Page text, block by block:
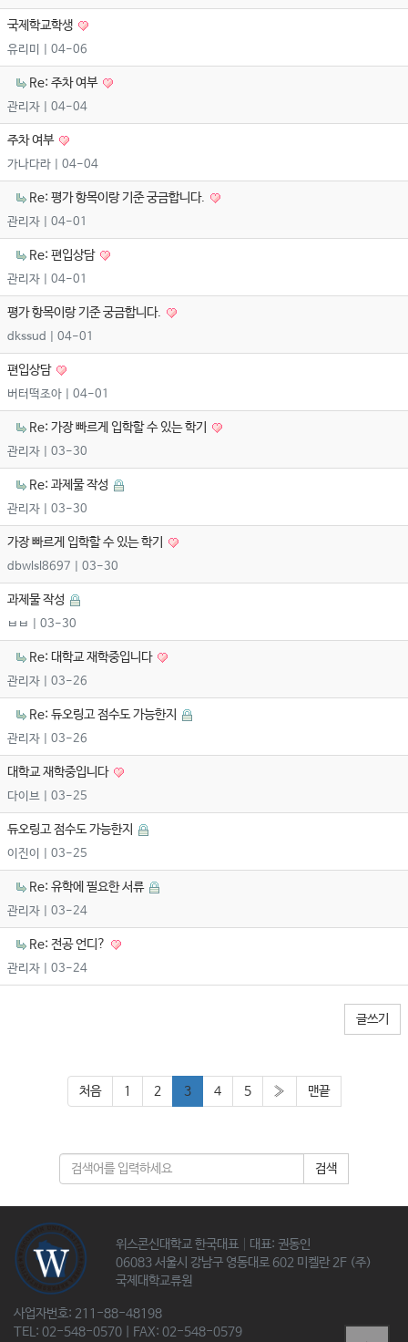
국제학교학생
유리미 | 04-06
Re: 주차 여부
관리자 | 04-04
주차 여부
가나다라 | 04-04
Re: 평가 항목이랑 기준 궁금합니다.
관리자 | 04-01
Re: 편입상담
관리자 | 04-01
평가 항목이랑 기준 궁금합니다.
dkssud | 04-01
편입상담
버터떡조아 | 04-01
Re: 가장 빠르게 입학할 수 있는 학기
관리자 | 03-30
Re: 과제물 작성
관리자 | 03-30
가장 빠르게 입학할 수 있는 학기
dbwlsl8697 | 03-30
과제물 작성
ㅂㅂ | 03-30
Re: 대학교 재학중입니다
관리자 | 03-26
Re: 듀오링고 점수도 가능한지
관리자 | 03-26
대학교 재학중입니다
다이브 | 03-25
듀오링고 점수도 가능한지
이진이 | 03-25
Re: 유학에 필요한 서류
관리자 | 03-24
Re: 전공 언디?
관리자 | 03-24
글쓰기
처음 1 2 3 4 5 » 맨끝
검색
위스콘신대학교 한국대표│대표: 권동인
06083 서울시 강남구 영동대로 602 미켈란 2F (주)
국제대학교류원
사업자번호: 211-88-48198
TEL: 02-548-0570 | FAX: 02-548-0579